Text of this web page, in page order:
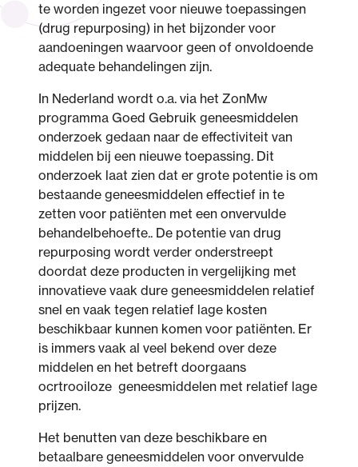
te worden ingezet voor nieuwe toepassingen
(drug repurposing) in het bijzonder voor
aandoeningen waarvoor geen of onvoldoende
adequate behandelingen zijn.
In Nederland wordt o.a. via het ZonMw
programma Goed Gebruik geneesmiddelen
onderzoek gedaan naar de effectiviteit van
middelen bij een nieuwe toepassing. Dit
onderzoek laat zien dat er grote potentie is om
bestaande geneesmiddelen effectief in te
zetten voor patiënten met een onvervulde
behandelbehoefte.. De potentie van drug
repurposing wordt verder onderstreept
doordat deze producten in vergelijking met
innovatieve vaak dure geneesmiddelen relatief
snel en vaak tegen relatief lage kosten
beschikbaar kunnen komen voor patiënten. Er
is immers vaak al veel bekend over deze
middelen en het betreft doorgaans
ocrtrooiloze geneesmiddelen met relatief lage
prijzen.
Het benutten van deze beschikbare en
betaalbare geneesmiddelen voor onvervulde